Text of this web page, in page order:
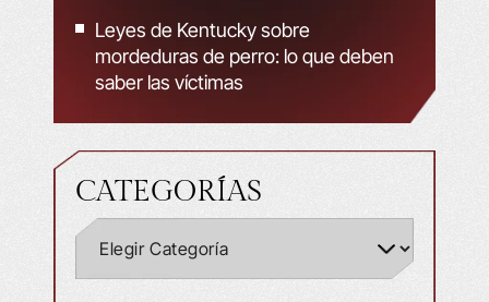
Leyes de Kentucky sobre
mordeduras de perro: lo que deben
saber las víctimas
CATEGORÍAS